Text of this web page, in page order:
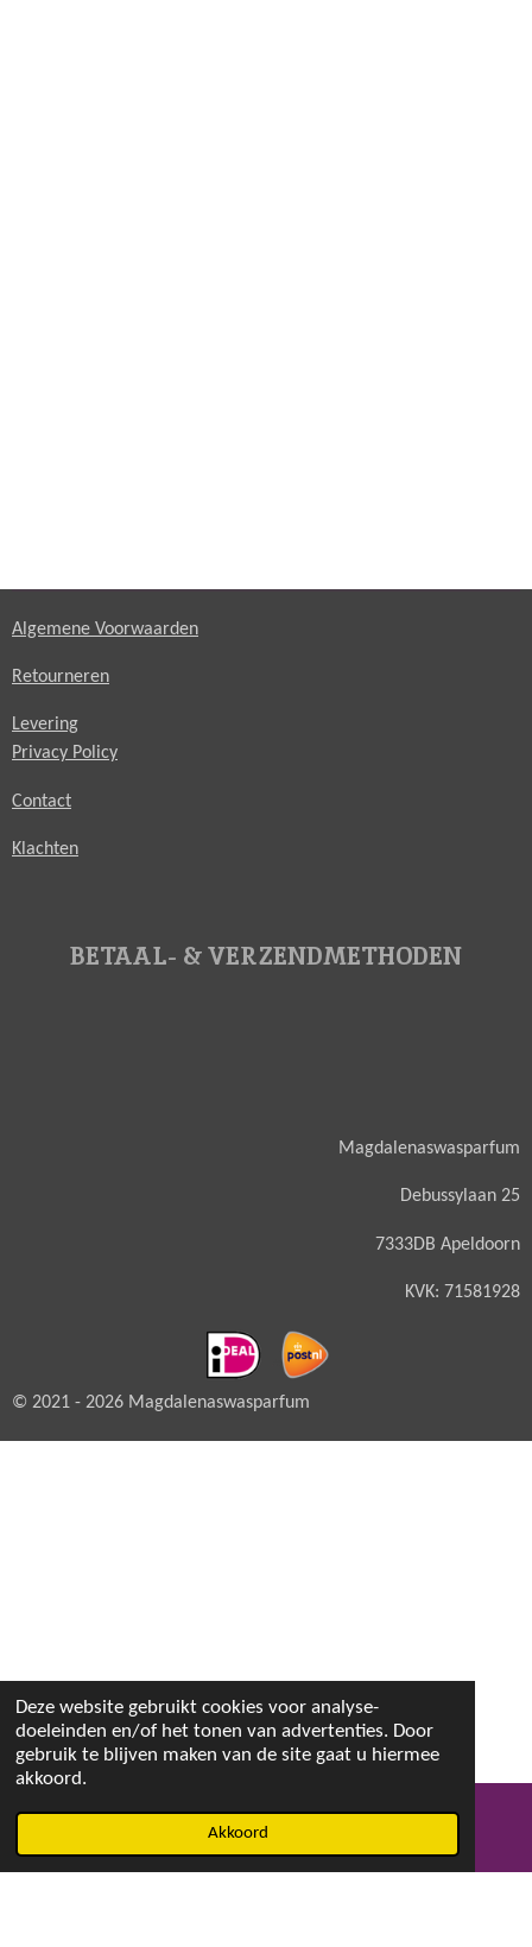
Deze website gebruikt cookies voor analyse-
doeleinden en/of het tonen van advertenties. Door
gebruik te blijven maken van de site gaat u hiermee
akkoord.
Akkoord
Algemene Voorwaarden
Retourneren
Levering
Privacy Policy
Contact
Klachten
BETAAL- & VERZENDMETHODEN
Magdalenaswasparfum
Debussylaan 25
7333DB Apeldoorn
KVK: 71581928
© 2021 - 2026 Magdalenaswasparfum